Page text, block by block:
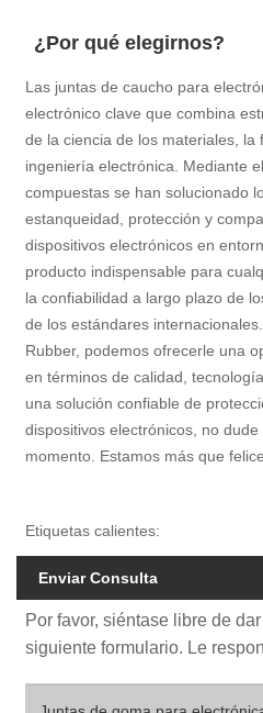
¿Por qué elegirnos?
Las juntas de caucho para
electrónico clave que combina
de la ciencia de los materiales, la
ingeniería electrónica. Mediante
compuestas se han solucionado
estanqueidad, protección y
dispositivos electrónicos en
producto indispensable para
la confiabilidad a largo plazo de
de los estándares
Rubber, podemos ofrecerle una
en términos de calidad,
una solución confiable de
dispositivos electrónicos, no
momento. Estamos más que
Etiquetas calientes:
Enviar Consulta
Por favor, siéntase libre de
siguiente formulario. Le